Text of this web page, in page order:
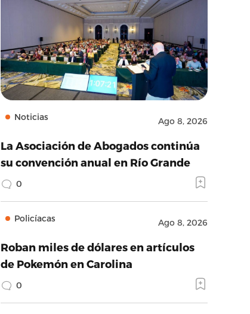
Noticias Ago 8, 2026
La Asociación de Abogados continúa
su convención anual en Río Grande
0
Policíacas Ago 8, 2026
Roban miles de dólares en artículos
de Pokemón en Carolina
0